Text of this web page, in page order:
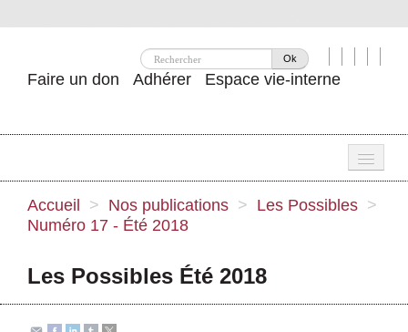
Ok
Faire un don Adhérer Espace vie-interne
Attac ?
Nos idées
Se mobiliser
Accueil > Nos publications > Les Possibles >
Numéro 17 - Été 2018
Les Possibles Été 2018